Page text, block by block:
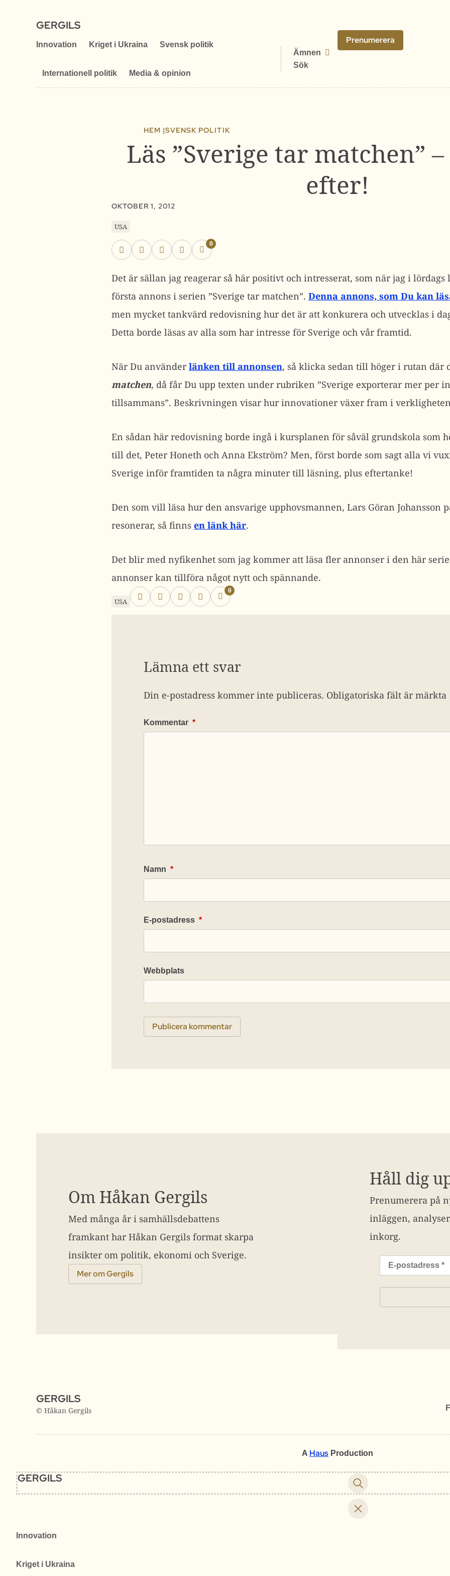
GERGILS
Innovation Kriget i Ukraina Svensk politik
Internationell politik Media & opinion
Ämnen
Sök
Prenumerera
HEM |SVENSK POLITIK
Läs ”Sverige tar matchen”
efter!
OKTOBER 1, 2012
USA
0
Det är sällan jag reagerar så här positivt och intresserat, som när jag i lördags
första annons i serien ”Sverige tar matchen”. Denna annons, som Du kan
men mycket tankvärd redovisning hur det är att konkurera och utvecklas i
Detta borde läsas av alla som har intresse för Sverige och vår framtid.
När Du använderlänken till annonsen, så klicka sedan till höger i rutan där
matchen, då får Du upp texten under rubriken ”Sverige exporterar mer per
tillsammans”. Beskrivningen visar hur innovationer växer fram i
En sådan här redovisning borde ingå i kursplanen för såväl grundskola som
till det, Peter Honeth och Anna Ekström? Men, först borde som sagt alla vi
Sverige inför framtiden ta några minuter till läsning, plus eftertanke!
Den som vill läsa hur den ansvarige upphovsmannen, Lars Göran Johansson
resonerar, så finns en länk här.
Det blir med nyfikenhet som jag kommer att läsa fler annonser i den här
annonser kan tillföra något nytt och spännande.
USA
0
Lämna ett svar
Din e-postadress kommer inte publiceras. Obligatoriska fält är märkta
Kommentar *
Namn *
E-postadress *
Webbplats
Om Håkan Gergils
Med många år i samhällsdebattens
framkant har Håkan Gergils format skarpa
insikter om politik, ekonomi och Sverige.
Mer om Gergils
Håll dig
Prenumerera på
inläggen,
inkorg.
GERGILS
© Håkan Gergils
A Haus Production
GERGILS
Innovation
Kriget i Ukraina